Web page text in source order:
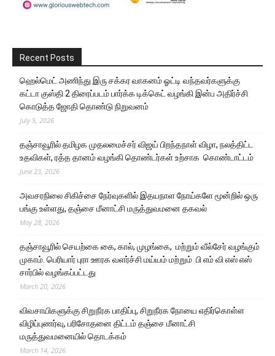
Recent Posts
ஹெல்மெட் அணிந்து இரு சக்கர வாகனம் ஓட்டி வந்தவர்களுக்கு
கட்டா குஸ்தி 2 திரைப்படம் பார்க்க டிக்கெட் வழங்கி இன்ப அதிர்ச்சி
கொடுத்த ஜோதி தொண்டு நிறுவனம்
July 5, 2026
தஞ்சாவூரில் தமிழக முதலமைச்சர் விஜய் பிறந்தநாள் விழா, நலத்திட்ட
உதவிகள், ரத்த தானம் வழங்கி தொண்டர்கள் உற்சாக கொண்டாட்டம்
June 23, 2026
அவசரநிலை சிகிச்சை நேர்வுகளில் இதயநாள நோய்களே மூன்றில் ஒரு
பங்கு உள்ளது, தஞ்சை மீனாட்சி மருத்துவமனை தகவல்
May 28, 2026
தஞ்சாவூரில் செயற்கை கை, கால், முழங்கை, மற்றும் வீல்சேர் வழங்கும்
முகாம். பெரியார் புரா ஊரக வளர்ச்சி மய்யம் மற்றும் பி எம் வி எஸ் எஸ்
சார்பில் வழங்கப்பட்டது
March 20, 2026
விவசாயிகளுக்கு சிறுநீரக பாதிப்பு, சிறுநீரக நோயை எதிர்கொள்ள
விழிப்புணர்வு, பரிசோதனை திட்டம் தஞ்சை மீனாட்சி
மருத்துவமனையில் தொடக்கம்
March 14, 2026